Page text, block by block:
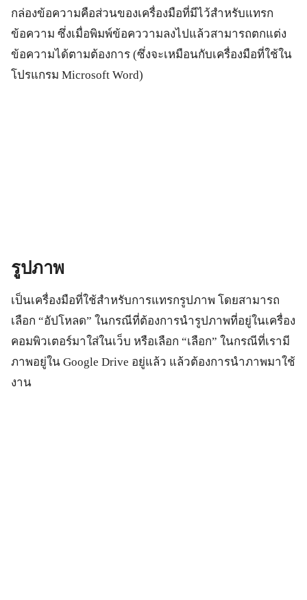
กล่องข้อความคือส่วนของเครื่องมือที่มีไว้สำหรับแทรก
ข้อความ ซึ่งเมื่อพิมพ์ข้อคววามลงไปแล้วสามารถตกแต่ง
ข้อความได้ตามต้องการ (ซึ่งจะเหมือนกับเครื่องมือที่ใช้ใน
โปรแกรม Microsoft Word)
รูปภาพ
เป็นเครื่องมือที่ใช้สำหรับการแทรกรูปภาพ โดยสามารถ
เลือก “อัปโหลด” ในกรณีที่ต้องการนำรูปภาพที่อยู่ในเครื่อง
คอมพิวเตอร์มาใส่ในเว็บ หรือเลือก “เลือก” ในกรณีที่เรามี
ภาพอยู่ใน Google Drive อยู่แล้ว แล้วต้องการนำภาพมาใช้
งาน